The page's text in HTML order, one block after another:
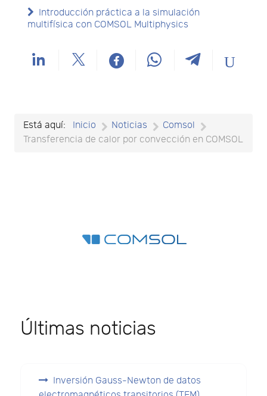
Introducción práctica a la simulación
multifísica con COMSOL Multiphysics
Está aquí: Inicio Noticias
Comsol
Transferencia de calor por convección en COMSOL
Últimas noticias
Inversión Gauss-Newton de datos